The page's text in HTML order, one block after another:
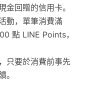
金回贈的信用卡。
動，單筆消費滿
點 LINE Points，
只要於消費前事先
。